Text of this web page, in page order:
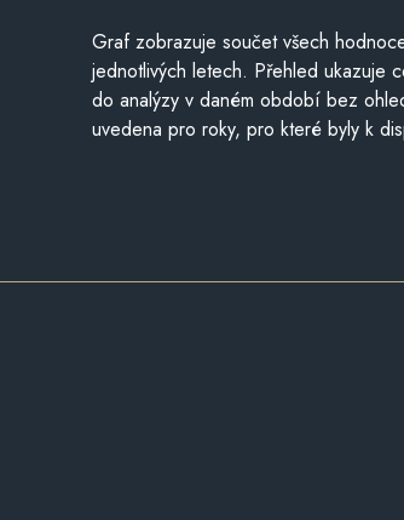
Graf zobrazuje součet všech
jednotlivých letech. Přehled ukazuje
do analýzy v daném období bez
uvedena pro roky, pro které byly k